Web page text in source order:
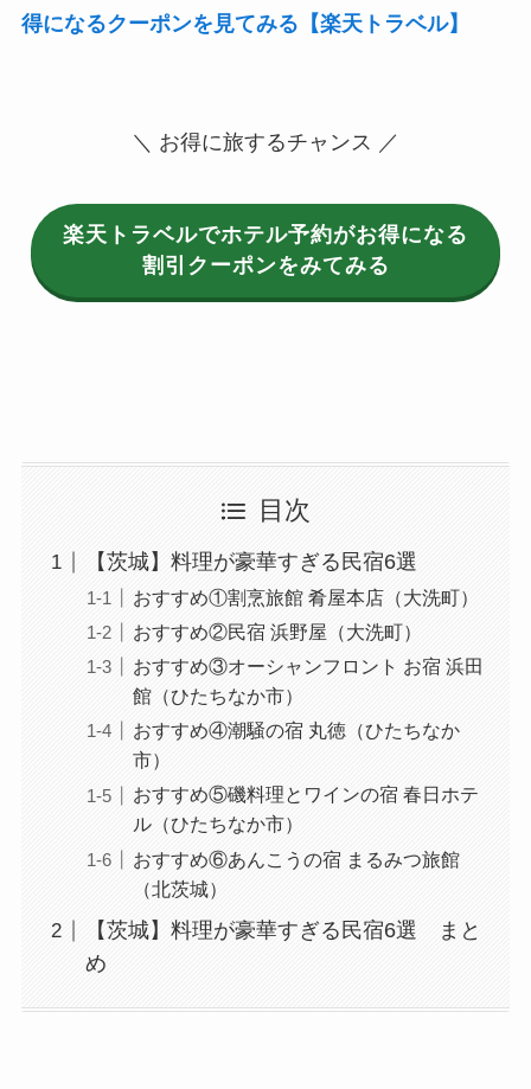
得になるクーポンを見てみる【楽天トラベル】
＼ お得に旅するチャンス ／
楽天トラベルでホテル予約がお得になる
割引クーポンをみてみる
目次
【茨城】料理が豪華すぎる民宿6選
おすすめ①割烹旅館 肴屋本店（大洗町）
おすすめ②民宿 浜野屋（大洗町）
おすすめ③オーシャンフロント お宿 浜田
館（ひたちなか市）
おすすめ④潮騒の宿 丸徳（ひたちなか
市）
おすすめ⑤磯料理とワインの宿 春日ホテ
ル（ひたちなか市）
おすすめ⑥あんこうの宿 まるみつ旅館
（北茨城）
【茨城】料理が豪華すぎる民宿6選 まと
め